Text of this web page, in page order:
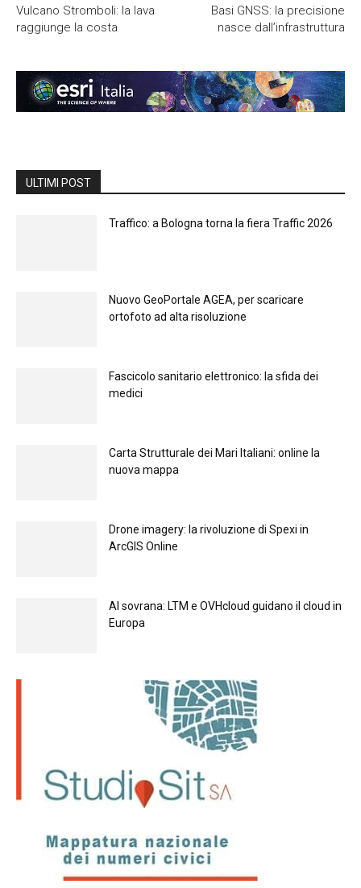
Vulcano Stromboli: la lava
raggiunge la costa
Basi GNSS: la precisione
nasce dall’infrastruttura
ULTIMI POST
Traffico: a Bologna torna la fiera Traffic 2026
Nuovo GeoPortale AGEA, per scaricare
ortofoto ad alta risoluzione
Fascicolo sanitario elettronico: la sfida dei
medici
Carta Strutturale dei Mari Italiani: online la
nuova mappa
Drone imagery: la rivoluzione di Spexi in
ArcGIS Online
Al sovrana: LTM е OVHcloud guidano il cloud in
Europа